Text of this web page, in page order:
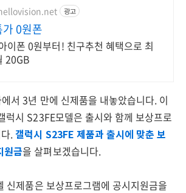
광고
0원폰
이폰 0원부터! 친구추천 혜택으로 최
20GB
서 3년 만에 신제품을 내놓았습니다. 이
럭시 S23FE모델은 출시와 함께 보상프로
다.갤럭시 S23FE 제품과 출시에 맞춘 보
원금을 살펴보겠습니다.
신제품은 보상프로그램에 공시지원금을